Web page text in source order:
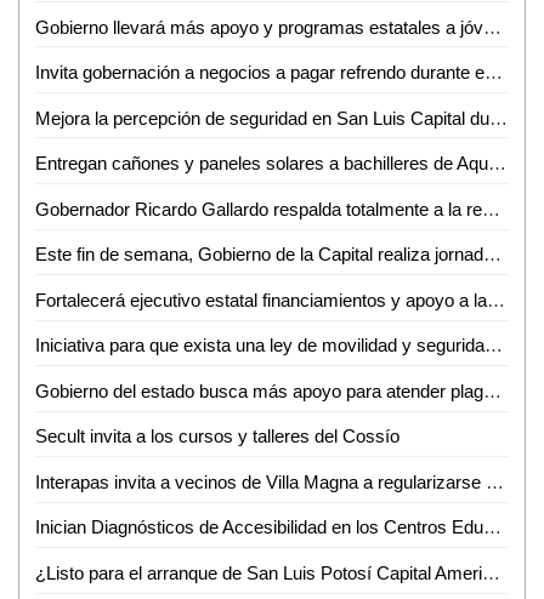
Gobierno llevará más apoyo y programas estatales a jóvenes estudiantes
Invita gobernación a negocios a pagar refrendo durante enero
Mejora la percepción de seguridad en San Luis Capital durante 2024
Entregan cañones y paneles solares a bachilleres de Aquismón y Tampamolón
Gobernador Ricardo Gallardo respalda totalmente a la renovada Guardia Civil municipal de Soledad, con beneficios históricos a sus elementos
Este fin de semana, Gobierno de la Capital realiza jornada intensiva de rehabilitación de avenida Salvador Nava
Fortalecerá ejecutivo estatal financiamientos y apoyo a la población
Iniciativa para que exista una ley de movilidad y seguridad vial ayudará a resolver diversos problemas viales que muchas veces generan tragedias
Gobierno del estado busca más apoyo para atender plagas del campo
Secult invita a los cursos y talleres del Cossío
Interapas invita a vecinos de Villa Magna a regularizarse en sus contratos de servicios de agua
Inician Diagnósticos de Accesibilidad en los Centros Educativos del DIF Municipal de San Luis Potosí
¿Listo para el arranque de San Luis Potosí Capital Americana de la Cultura 2025?